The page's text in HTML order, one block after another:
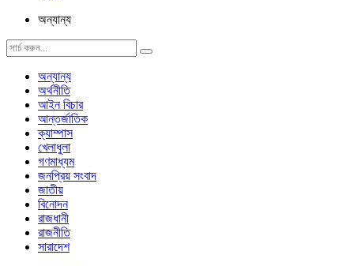
অন্যান্য
অন্যান্য
অর্থনীতি
আইন বিচার
আন্তর্জাতিক
ক্যাম্পাস
খেলাধুলা
গণমাধ্যম
জনপ্রিয় সংবাদ
জাতীয়
বিনোদন
রাজধানী
রাজনীতি
সারাদেশ